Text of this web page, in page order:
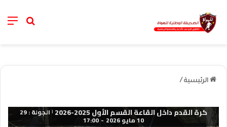
خانة
الرئيسية /
كرة القدم داخل القاعة القسم الأول 2025-2026 | الجولة : 29
10 مايو 2026 -
17:00